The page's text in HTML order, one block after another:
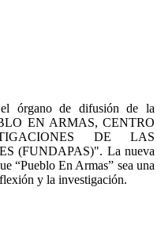
órgano de difusión de la
EN ARMAS, CENTRO
DE LAS
(FUNDAPAS)". La nueva
“Pueblo En Armas” sea una
y la investigación.